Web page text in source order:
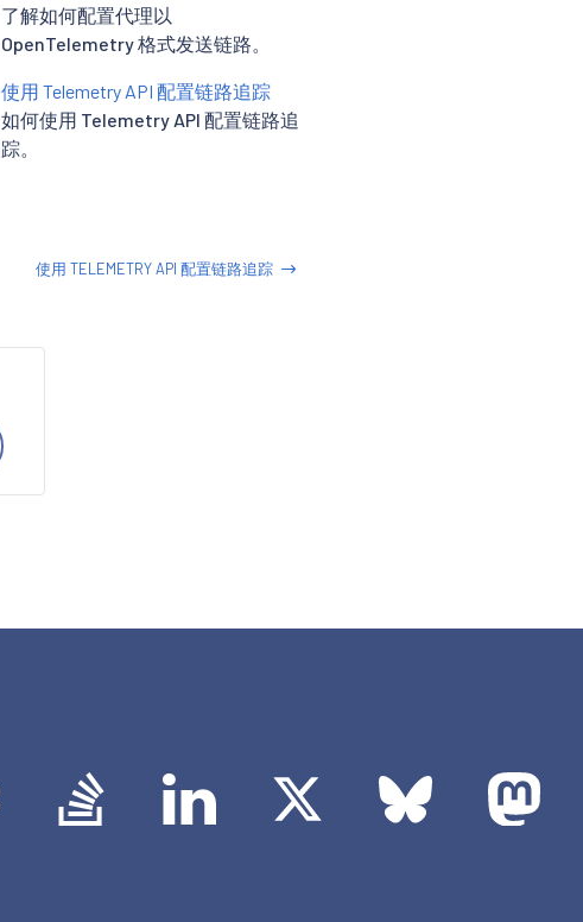
了解如何配置代理以
OpenTelemetry 格式发送链路。
使用 Telemetry API 配置链路追踪
如何使用 Telemetry API 配置链路追
踪。
使用 TELEMETRY API 配置链路追踪